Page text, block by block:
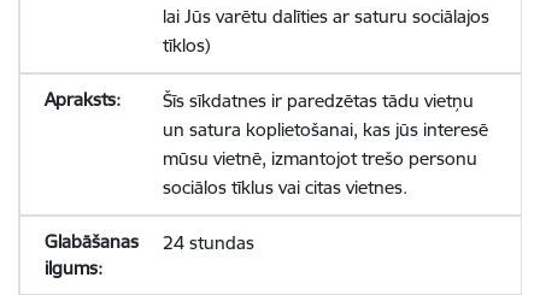
lai Jūs varētu dalīties ar saturu sociālajos
tīklos)
Šīs sīkdatnes ir paredzētas tādu vietņu
un satura koplietošanai, kas jūs interesē
mūsu vietnē, izmantojot trešo personu
sociālos tīklus vai citas vietnes.
24 stundas